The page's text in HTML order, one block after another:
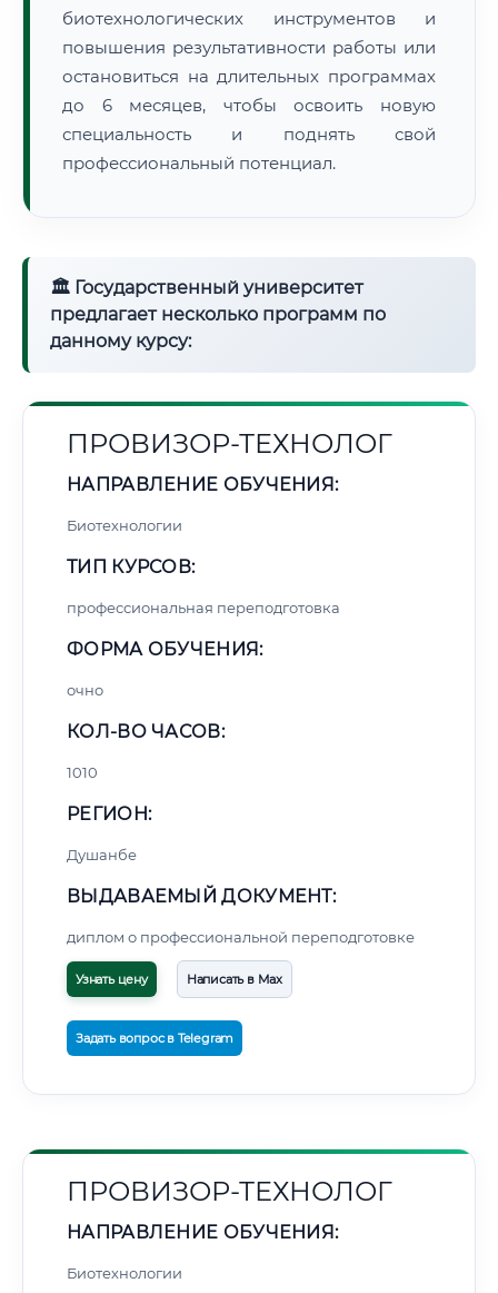
биотехнологических инструментов и
повышения результативности работы или
остановиться на длительных программах
до 6 месяцев, чтобы освоить новую
специальность и поднять свой
профессиональный потенциал.
🏛 Государственный университет
предлагает несколько программ по
данному курсу:
ПРОВИЗОР-ТЕХНОЛОГ
НАПРАВЛЕНИЕ ОБУЧЕНИЯ:
Биотехнологии
ТИП КУРСОВ:
профессиональная переподготовка
ФОРМА ОБУЧЕНИЯ:
очно
КОЛ-ВО ЧАСОВ:
1010
РЕГИОН:
Душанбе
ВЫДАВАЕМЫЙ ДОКУМЕНТ:
диплом о профессиональной переподготовке
Узнать цену Написать в Max
Задать вопрос в Telegram
ПРОВИЗОР-ТЕХНОЛОГ
НАПРАВЛЕНИЕ ОБУЧЕНИЯ:
Биотехнологии